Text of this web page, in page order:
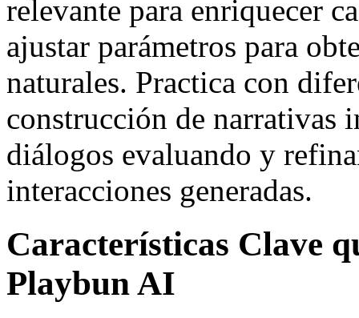
relevante para enriquecer
ajustar parámetros para
naturales. Practica con
construcción de narrativas
diálogos evaluando y
interacciones generadas.
Características Clave
Playbun AI